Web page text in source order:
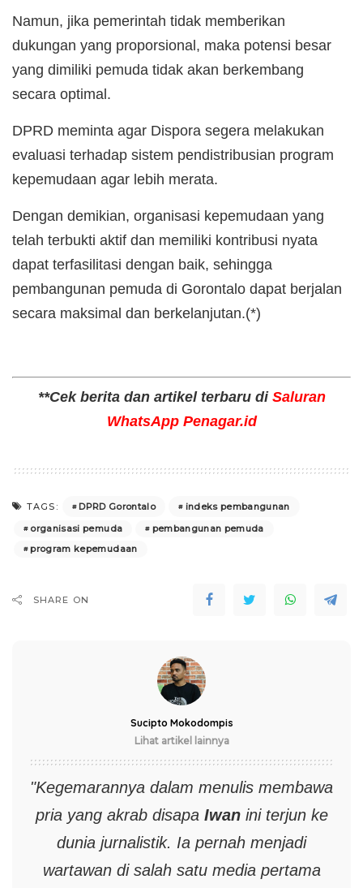
Namun, jika pemerintah tidak memberikan
dukungan yang proporsional, maka potensi besar
yang dimiliki pemuda tidak akan berkembang
secara optimal.
DPRD meminta agar Dispora segera melakukan
evaluasi terhadap sistem pendistribusian program
kepemudaan agar lebih merata.
Dengan demikian, organisasi kepemudaan yang
telah terbukti aktif dan memiliki kontribusi nyata
dapat terfasilitasi dengan baik, sehingga
pembangunan pemuda di Gorontalo dapat berjalan
secara maksimal dan berkelanjutan.(*)
**Cek berita dan artikel terbaru di Saluran
WhatsApp Penagar.id
TAGS: DPRD Gorontalo
indeks pembangunan
organisasi pemuda
pembangunan pemuda
program kepemudaan
SHARE ON
Sucipto Mokodompis
Lihat artikel lainnya
"Kegemarannya dalam menulis membawa
pria yang akrab disapa Iwanini terjun ke
dunia jurnalistik. Ia pernah menjadi
wartawan di salah satu media pertama